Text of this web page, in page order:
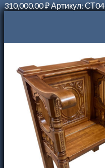
310,000.00₽Артикул: СТ04